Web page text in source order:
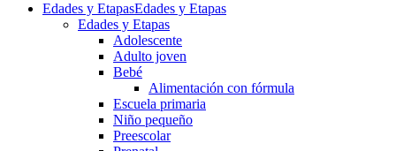
Edades y EtapasEdades y Etapas
Edades y Etapas
Adolescente
Adulto joven
Bebé
Alimentación con fórmula
Escuela primaria
Niño pequeño
Preescolar